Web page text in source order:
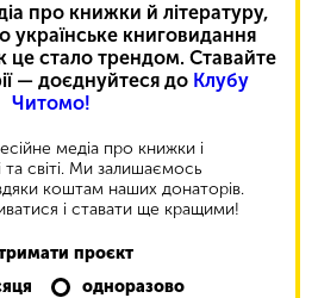
про книжки й літературу,
українське книговидання
це стало трендом. Ставайте
— доєднуйтеся до Клубу
Читомо!
медіа про книжки і
та світі. Ми залишаємось
коштам наших донаторів.
і ставати ще кращими!
проєкт
одноразово